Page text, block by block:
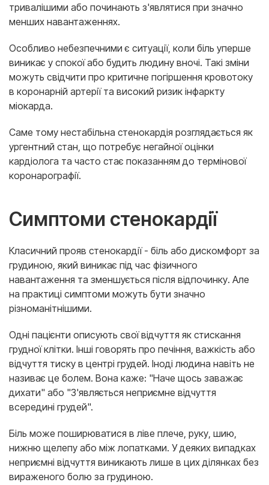
тривалішими або починають з'являтися при значно
менших навантаженнях.
Особливо небезпечними є ситуації, коли біль уперше
виникає у спокої або будить людину вночі. Такі зміни
можуть свідчити про критичне погіршення кровотоку
в коронарній артерії та високий ризик інфаркту
міокарда.
Саме тому нестабільна стенокардія розглядається як
ургентний стан, що потребує негайної оцінки
кардіолога та часто стає показанням до термінової
коронарографії.
Симптоми стенокардії
Класичний прояв стенокардії - біль або дискомфорт за
грудиною, який виникає під час фізичного
навантаження та зменшується після відпочинку. Але
на практиці симптоми можуть бути значно
різноманітнішими.
Одні пацієнти описують свої відчуття як стискання
грудної клітки. Інші говорять про печіння, важкість або
відчуття тиску в центрі грудей. Іноді людина навіть не
називає це болем. Вона каже: "Наче щось заважає
дихати" або "З'являється неприємне відчуття
всередині грудей".
Біль може поширюватися в ліве плече, руку, шию,
нижню щелепу або між лопатками. У деяких випадках
неприємні відчуття виникають лише в цих ділянках без
вираженого болю за грудиною.